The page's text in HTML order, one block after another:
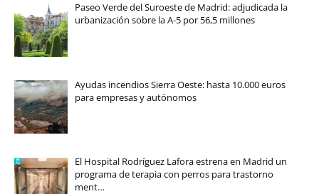
Paseo Verde del Suroeste de Madrid: adjudicada la
urbanización sobre la A-5 por 56,5 millones
Ayudas incendios Sierra Oeste: hasta 10.000 euros
para empresas y autónomos
El Hospital Rodríguez Lafora estrena en Madrid un
programa de terapia con perros para trastorno
ment…